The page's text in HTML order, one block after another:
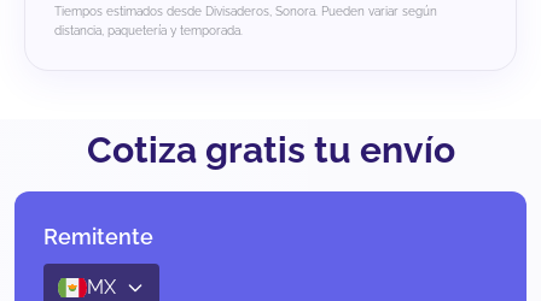
Tiempos estimados desde Divisaderos, Sonora. Pueden variar según
distancia, paquetería y temporada.
Cotiza gratis tu envío
Remitente
MX